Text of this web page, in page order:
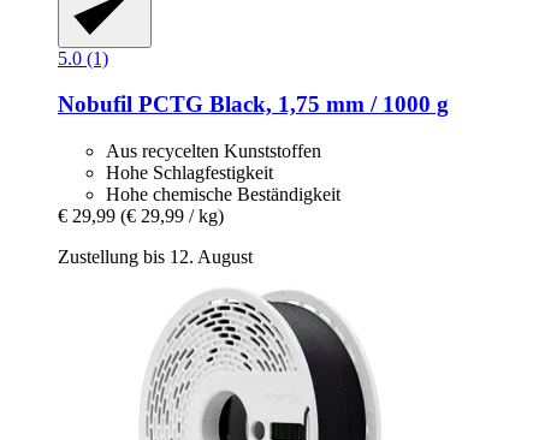
5.0 (1)
Nobufil PCTG Black, 1,75 mm / 1000 g
Aus recycelten Kunststoffen
Hohe Schlagfestigkeit
Hohe chemische Beständigkeit
€ 29,99 (€ 29,99 / kg)
Zustellung bis 12. August